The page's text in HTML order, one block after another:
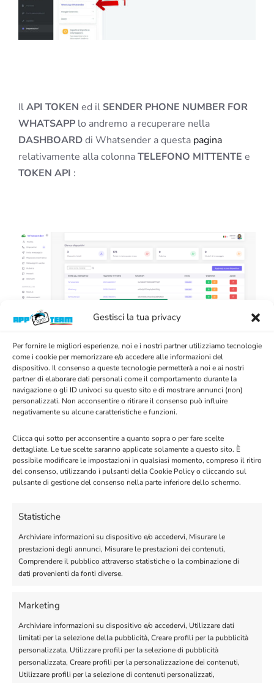
Gestisci la tua privacy
Per fornire le migliori esperienze, noi e i nostri partner utilizziamo tecnologie
come i cookie per memorizzare e/o accedere alle informazioni del
dispositivo. Il consenso a queste tecnologie permetterà a noi e ai nostri
partner di elaborare dati personali come il comportamento durante la
navigazione o gli ID univoci su questo sito e di mostrare annunci (non)
personalizzati. Non acconsentire o ritirare il consenso può influire
negativamente su alcune caratteristiche e funzioni.
Clicca qui sotto per acconsentire a quanto sopra o per fare scelte
dettagliate. Le tue scelte saranno applicate solamente a questo sito. È
possibile modificare le impostazioni in qualsiasi momento, compreso il ritiro
del consenso, utilizzando i pulsanti della Cookie Policy o cliccando sul
pulsante di gestione del consenso nella parte inferiore dello schermo.
Statistiche
Archiviare informazioni su dispositivo e/o accedervi, Misurare le
prestazioni degli annunci, Misurare le prestazioni dei contenuti,
Comprendere il pubblico attraverso statistiche o la combinazione di
dati provenienti da fonti diverse.
Marketing
Archiviare informazioni su dispositivo e/o accedervi, Utilizzare dati
limitati per la selezione della pubblicità, Creare profili per la pubblicità
personalizzata, Utilizzare profili per la selezione di pubblicità
personalizzata, Creare profili per la personalizzazione dei contenuti,
Utilizzare profili per la selezione di contenuti personalizzati,
IlAPI TOKEN ed il SENDER PHONE NUMBER FOR
WHATSAPP lo andremo a recuperare nella
DASHBOARDdi Whatsender a questa pagina
relativamente alla colonnaTELEFONO MITTENTE e
TOKEN API :
Fatto questo ora non ci resta che configurare gli
“Eventi”che useremo a nostro piacimento per creare
messaggi per qualsiasi evento da inviare su
proprietario del negozio, l’0peratore o il cliente. Nella
per il cliente finale. Andiamo quindi a cliccare su
Flusso di lavoro”e successivamente“(2) Edit”per
aggiungere l’evento.